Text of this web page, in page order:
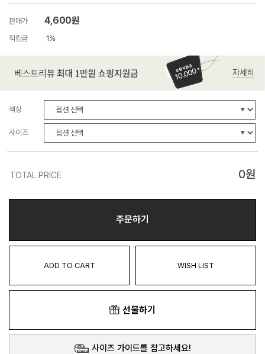
판매가 4,600원
적립금 1%
색상
사이즈
TOTAL PRICE 0원
주문하기
ADD TO CART WISH LIST
선물하기
사이즈 가이드를 참고하세요!